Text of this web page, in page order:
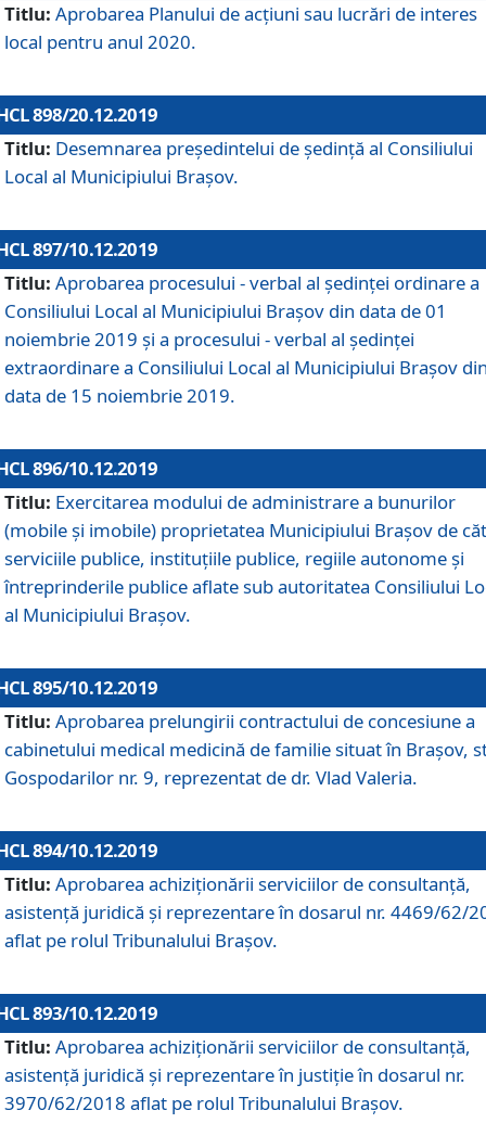
Titlu: Aprobarea Planului de acţiuni sau lucrări de interes
local pentru anul 2020.
898/20.12.2019
Titlu: Desemnarea preşedintelui de şedinţă al Consiliului
Local al Municipiului Braşov.
897/10.12.2019
Titlu: Aprobarea procesului - verbal al şedinţei ordinare a
Consiliului Local al Municipiului Brașov din data de 01
noiembrie 2019 și a procesului - verbal al ședinței
extraordinare a Consiliului Local al Municipiului Brașov
data de 15 noiembrie 2019.
896/10.12.2019
Titlu: Exercitarea modului de administrare a bunurilor
(mobile și imobile) proprietatea Municipiului Brașov de
serviciile publice, instituțiile publice, regiile autonome și
întreprinderile publice aflate sub autoritatea Consiliului
al Municipiului Brașov.
895/10.12.2019
Titlu: Aprobarea prelungirii contractului de concesiune a
cabinetului medical medicină de familie situat în Braşov,
Gospodarilor nr. 9, reprezentat de dr. Vlad Valeria.
894/10.12.2019
Titlu: Aprobarea achiziţionării serviciilor de consultanţă,
asistenţă juridică şi reprezentare în dosarul nr. 4469/62/
aflat pe rolul Tribunalului Braşov.
893/10.12.2019
Titlu: Aprobarea achiziţionării serviciilor de consultanţă,
asistenţă juridică şi reprezentare în justiţie în dosarul nr.
3970/62/2018 aflat pe rolul Tribunalului Braşov.